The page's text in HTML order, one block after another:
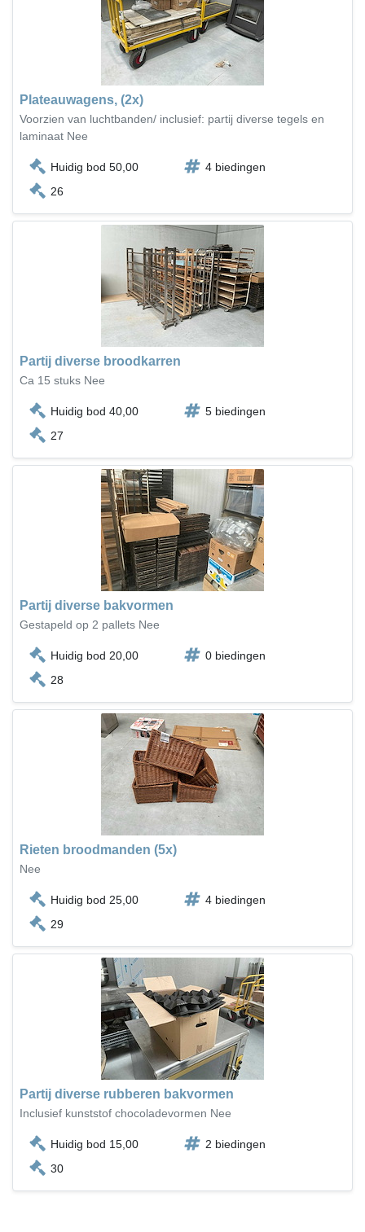
Plateauwagens, (2x)
Voorzien van luchtbanden/ inclusief: partij diverse tegels en
laminaat Nee
Huidig bod 50,00
4 biedingen
26
Partij diverse broodkarren
Ca 15 stuks Nee
Huidig bod 40,00
5 biedingen
27
Partij diverse bakvormen
Gestapeld op 2 pallets Nee
Huidig bod 20,00
0 biedingen
28
Rieten broodmanden (5x)
Nee
Huidig bod 25,00
4 biedingen
29
Partij diverse rubberen bakvormen
Inclusief kunststof chocoladevormen Nee
Huidig bod 15,00
2 biedingen
30